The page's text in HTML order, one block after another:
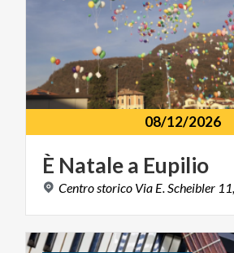
08/12/2026
È Natalea Eupilio
Centro storico Via E. Scheibler 11,